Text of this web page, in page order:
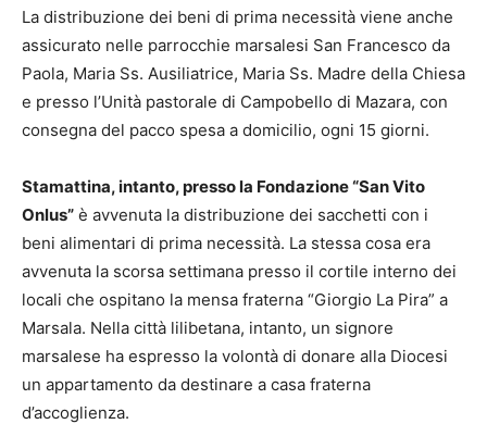
La distribuzione dei beni di prima necessità viene anche
assicurato nelle parrocchie marsalesi San Francesco da
Paola, Maria Ss. Ausiliatrice, Maria Ss. Madre della Chiesa
e presso l’Unità pastorale di Campobello di Mazara, con
consegna del pacco spesa a domicilio, ogni 15 giorni.
Stamattina, intanto, presso la Fondazione “San Vito
Onlus” è avvenuta la distribuzione dei sacchetti con i
beni alimentari di prima necessità. La stessa cosa era
avvenuta la scorsa settimana presso il cortile interno dei
locali che ospitano la mensa fraterna “Giorgio La Pira” a
Marsala. Nella città lilibetana, intanto, un signore
marsalese ha espresso la volontà di donare alla Diocesi
un appartamento da destinare a casa fraterna
d’accoglienza.